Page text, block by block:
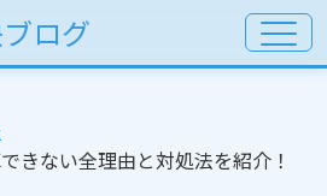
ログ
きない全理由と対処法を紹介！